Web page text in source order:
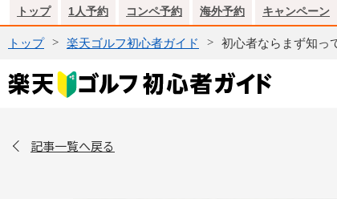
トップ 1人予約 コンペ予約 海外予約 キャンペーン
トップ 楽天ゴルフ初心者ガイド 初心者ならまず知っ
記事一覧へ戻る